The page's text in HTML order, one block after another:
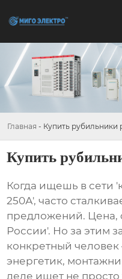
Главная - Купить рубильники
Купить
Когда ищешь в сети
250А', часто
предложений. Цена,
России'. Но за этим
конкретный
энергетик,
деле ищет не